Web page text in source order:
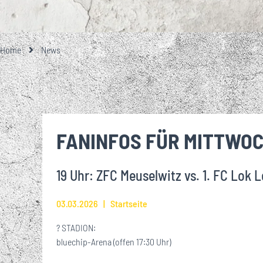
GESCHICHTE
VEREINSHISTORIE
EHRENMITGLIEDER
BREITENSPORT
WIRTSCHAFTSRAT
JOBS
ALLES
LOK
UNSERE 1.
EISENBAHNER-TALENTE-SCHULE
FUSSBALLSCHULE
UNSERE
EIN
GROSSE UND
Home
News
FANINFOS FÜR
19 Uhr: ZFC Meuselwitz vs. 1. FC Lok
03.03.2026 Startseite
?️ STADION:
bluechip-Arena (offen 17:30 Uhr)